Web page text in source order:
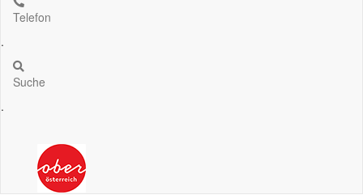
Telefon
.
Suche
.